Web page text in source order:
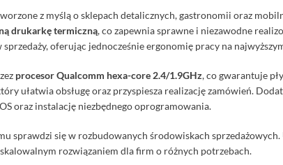
z myślą o sklepach detalicznych, gastronomii oraz
drukarkę termiczną, co zapewnia sprawne i niezawodne
oferując jednocześnie ergonomię pracy na
procesor Qualcomm hexa-core 2.4/1.9GHz, co gwarantuje
ułatwia obsługę oraz przyspiesza realizację zamówień.
oraz instalację niezbędnego oprogramowania.
sprawdzi się w rozbudowanych środowiskach
rozwiązaniem dla firm o różnych potrzebach.